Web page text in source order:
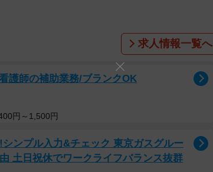
求人情報一覧へ
護師の補助業務/ブランクOK
円～1,500円
シンプル入力&チェック 東京ガスグルー
土日祝休でワークライフバランス抜群